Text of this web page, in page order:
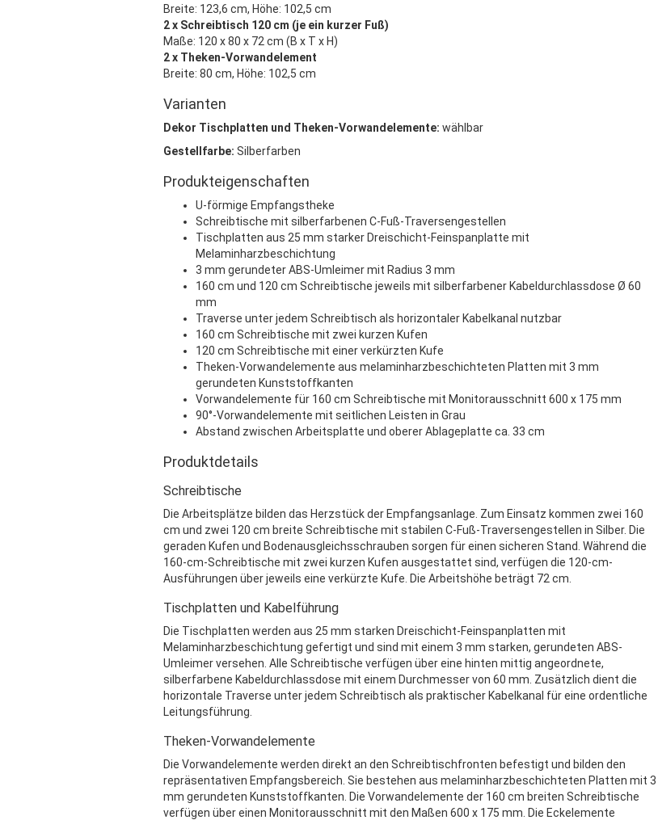
Breite: 123,6 cm, Höhe: 102,5 cm
2 x Schreibtisch 120 cm (je ein kurzer Fuß)
Maße: 120 x 80 x 72 cm (B x T x H)
2 x Theken-Vorwandelement
Breite: 80 cm, Höhe: 102,5 cm
Varianten
Dekor Tischplatten und Theken-Vorwandelemente: wählbar
Gestellfarbe: Silberfarben
Produkteigenschaften
U-förmige Empfangstheke
Schreibtische mit silberfarbenen C-Fuß-Traversengestellen
Tischplatten aus 25 mm starker Dreischicht-Feinspanplatte mit
Melaminharzbeschichtung
3 mm gerundeter ABS-Umleimer mit Radius 3 mm
160 cm und 120 cm Schreibtische jeweils mit silberfarbener Kabeldurchlassdose Ø 60
mm
Traverse unter jedem Schreibtisch als horizontaler Kabelkanal nutzbar
160 cm Schreibtische mit zwei kurzen Kufen
120 cm Schreibtische mit einer verkürzten Kufe
Theken-Vorwandelemente aus melaminharzbeschichteten Platten mit 3 mm
gerundeten Kunststoffkanten
Vorwandelemente für 160 cm Schreibtische mit Monitorausschnitt 600 x 175 mm
90°-Vorwandelemente mit seitlichen Leisten in Grau
Abstand zwischen Arbeitsplatte und oberer Ablageplatte ca. 33 cm
Produktdetails
Schreibtische
Die Arbeitsplätze bilden das Herzstück der Empfangsanlage. Zum Einsatz kommen zwei 160
cm und zwei 120 cm breite Schreibtische mit stabilen C-Fuß-Traversengestellen in Silber. Die
geraden Kufen und Bodenausgleichsschrauben sorgen für einen sicheren Stand. Während die
160-cm-Schreibtische mit zwei kurzen Kufen ausgestattet sind, verfügen die 120-cm-
Ausführungen über jeweils eine verkürzte Kufe. Die Arbeitshöhe beträgt 72 cm.
Tischplatten und Kabelführung
Die Tischplatten werden aus 25 mm starken Dreischicht-Feinspanplatten mit
Melaminharzbeschichtung gefertigt und sind mit einem 3 mm starken, gerundeten ABS-
Umleimer versehen. Alle Schreibtische verfügen über eine hinten mittig angeordnete,
silberfarbene Kabeldurchlassdose mit einem Durchmesser von 60 mm. Zusätzlich dient die
horizontale Traverse unter jedem Schreibtisch als praktischer Kabelkanal für eine ordentliche
Leitungsführung.
Theken-Vorwandelemente
Die Vorwandelemente werden direkt an den Schreibtischfronten befestigt und bilden den
repräsentativen Empfangsbereich. Sie bestehen aus melaminharzbeschichteten Platten mit 3
mm gerundeten Kunststoffkanten. Die Vorwandelemente der 160 cm breiten Schreibtische
verfügen über einen Monitorausschnitt mit den Maßen 600 x 175 mm. Die Eckelemente